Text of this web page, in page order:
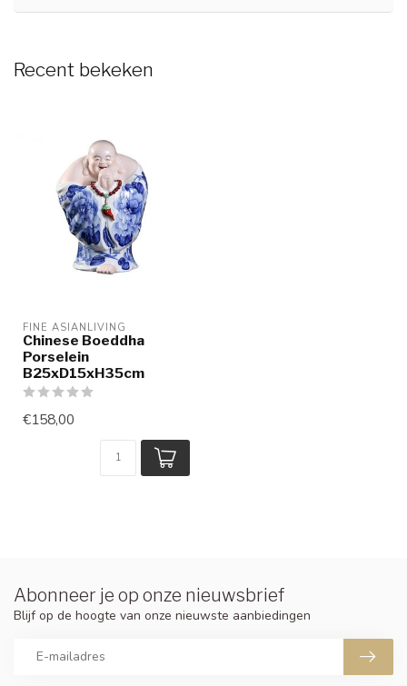
Recent bekeken
FINE ASIANLIVING
Chinese Boeddha
Porselein
B25xD15xH35cm
€158,00
Abonneer je op onze nieuwsbrief
Blijf op de hoogte van onze nieuwste aanbiedingen